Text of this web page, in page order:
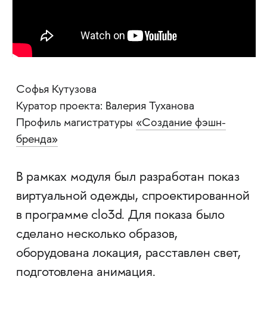
Софья Кутузова
Куратор проекта: Валерия Туханова
Профиль магистратуры «Создание фэшн-
бренда»
В рамках модуля был разработан показ
виртуальной одежды, спроектированной
в программе clo3d. Для показа было
сделано несколько образов,
оборудована локация, расставлен свет,
подготовлена анимация.